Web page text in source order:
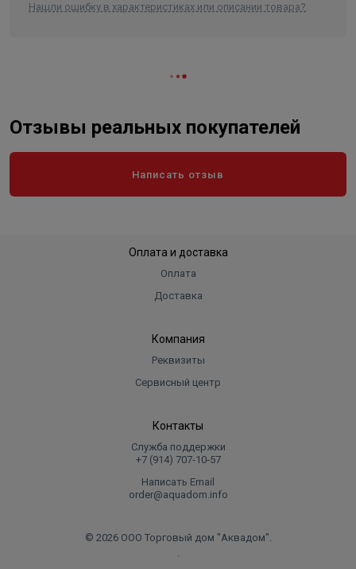
Нашли ошибку в характеристиках или описании товара?
Отзывы реальных покупателей
Написать отзыв
Оплата и доставка
Оплата
Доставка
Компания
Реквизиты
Сервисный центр
Контакты
Служба поддержки
+7 (914) 707‑10‑57
Написать Email
order@aquadom.info
© 2026 ООО Торговый дом "Аквадом".
.